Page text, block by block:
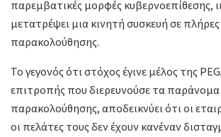
παρεμβατικές μορφές κυβερνοεπίθεσης,
μετατρέψει μια κινητή συσκευή σε πλήρες
παρακολούθησης.
Το γεγονός ότι στόχος έγινε μέλος της
επιτροπής που διερευνούσε τα παράνομα
παρακολούθησης, αποδεικνύει ότι οι
οι πελάτες τους δεν έχουν κανέναν